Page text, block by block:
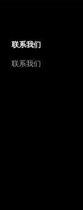
联系我们
联系我们